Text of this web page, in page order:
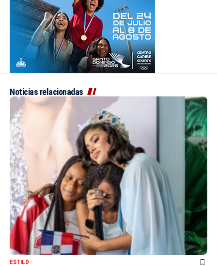
Noticias relacionadas
ESTILO